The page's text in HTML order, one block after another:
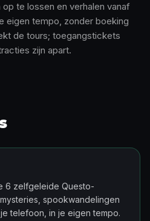
te lossen en verhalen vanaf
eigen tempo, zonder boeking
de tours; toegangstickets
zijn apart.
6 zelfgeleide Questo-
spookwandelingen
telefoon, in je eigen tempo.